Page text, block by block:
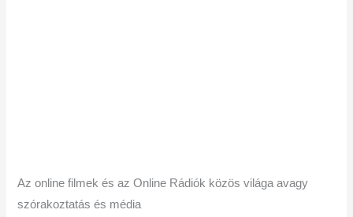
Az online filmek és az Online Rádiók közös világa avagy
szórakoztatás és média